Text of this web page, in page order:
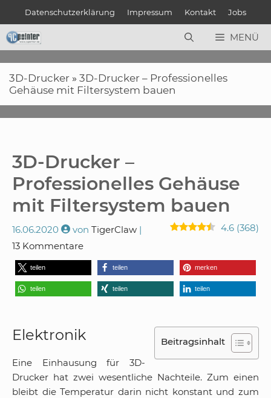
springen
Datenschutzerklärung Impressum Kontakt Jobs
MENÜ
3D-Drucker » 3D-Drucker – Professionelles
Gehäuse mit Filtersystem bauen
3D-Drucker –
Professionelles Gehäuse
mit Filtersystem bauen
16.06.2020 von TigerClaw 4.6 (368)
13 Kommentare
teilen teilen merken
teilen teilen teilen
Beitragsinhalt
Elektronik
Eine Einhausung für 3D-
Drucker hat zwei wesentliche Nachteile. Zum einen
bleibt die Temperatur darin nicht konstant und zum